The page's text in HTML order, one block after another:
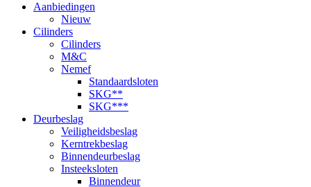
Aanbiedingen
Nieuw
Cilinders
Cilinders
M&C
Nemef
Standaardsloten
SKG**
SKG***
Deurbeslag
Veiligheidsbeslag
Kerntrekbeslag
Binnendeurbeslag
Insteeksloten
Binnendeur